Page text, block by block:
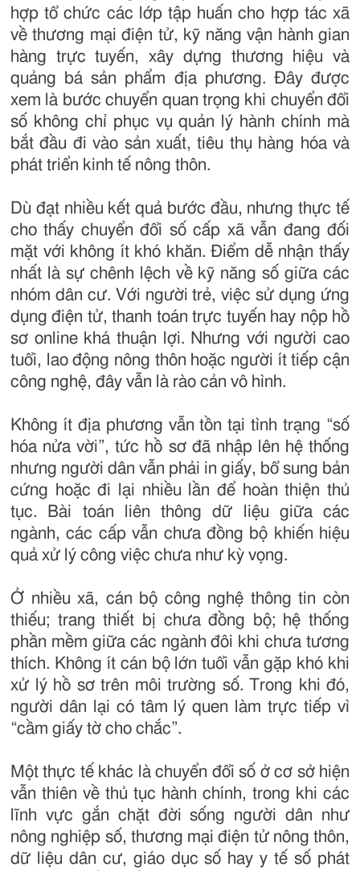
hợp tổ chức các lớp tập huấn cho hợp tác xã
về thương mại điện tử, kỹ năng vận hành gian
hàng trực tuyến, xây dựng thương hiệu và
quảng bá sản phẩm địa phương. Đây được
xem là bước chuyển quan trọng khi chuyển đổi
số không chỉ phục vụ quản lý hành chính mà
bắt đầu đi vào sản xuất, tiêu thụ hàng hóa và
phát triển kinh tế nông thôn.
Dù đạt nhiều kết quả bước đầu, nhưng thực tế
cho thấy chuyển đổi số cấp xã vẫn đang đối
mặt với không ít khó khăn. Điểm dễ nhận thấy
nhất là sự chênh lệch về kỹ năng số giữa các
nhóm dân cư. Với người trẻ, việc sử dụng ứng
dụng điện tử, thanh toán trực tuyến hay nộp hồ
sơ online khá thuận lợi. Nhưng với người cao
tuổi, lao động nông thôn hoặc người ít tiếp cận
công nghệ, đây vẫn là rào cản vô hình.
Không ít địa phương vẫn tồn tại tình trạng “số
hóa nửa vời”, tức hồ sơ đã nhập lên hệ thống
nhưng người dân vẫn phải in giấy, bổ sung bản
cứng hoặc đi lại nhiều lần để hoàn thiện thủ
tục. Bài toán liên thông dữ liệu giữa các
ngành, các cấp vẫn chưa đồng bộ khiến hiệu
quả xử lý công việc chưa như kỳ vọng.
Ở nhiều xã, cán bộ công nghệ thông tin còn
thiếu; trang thiết bị chưa đồng bộ; hệ thống
phần mềm giữa các ngành đôi khi chưa tương
thích. Không ít cán bộ lớn tuổi vẫn gặp khó khi
xử lý hồ sơ trên môi trường số. Trong khi đó,
người dân lại có tâm lý quen làm trực tiếp vì
“cầm giấy tờ cho chắc”.
Một thực tế khác là chuyển đổi số ở cơ sở hiện
vẫn thiên về thủ tục hành chính, trong khi các
lĩnh vực gắn chặt đời sống người dân như
nông nghiệp số, thương mại điện tử nông thôn,
dữ liệu dân cư, giáo dục số hay y tế số phát